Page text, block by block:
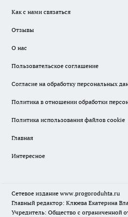
Как с нами связаться
Отзывы
О нас
Пользовательское соглашение
Согласие на обработку персональных
Политика в отношении обработки
Политика использования файлов cookie
Главная
Интересное
Сетевое издание www.progoroduhta.ru
Главный редактор: Клюева Екатерина
Учредитель: Общество с ограниченной